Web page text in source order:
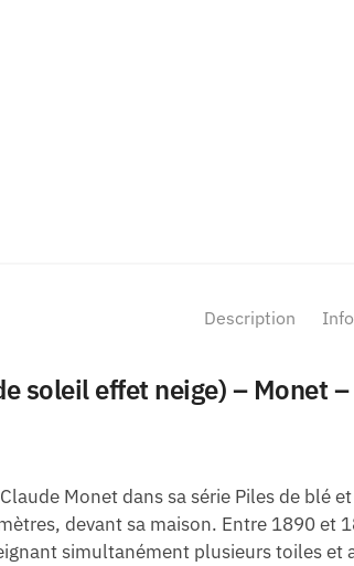
Description
soleil effet neige) – Monet
Monet dans sa série Piles de blé
devant sa maison. Entre 1890
simultanément plusieurs toiles